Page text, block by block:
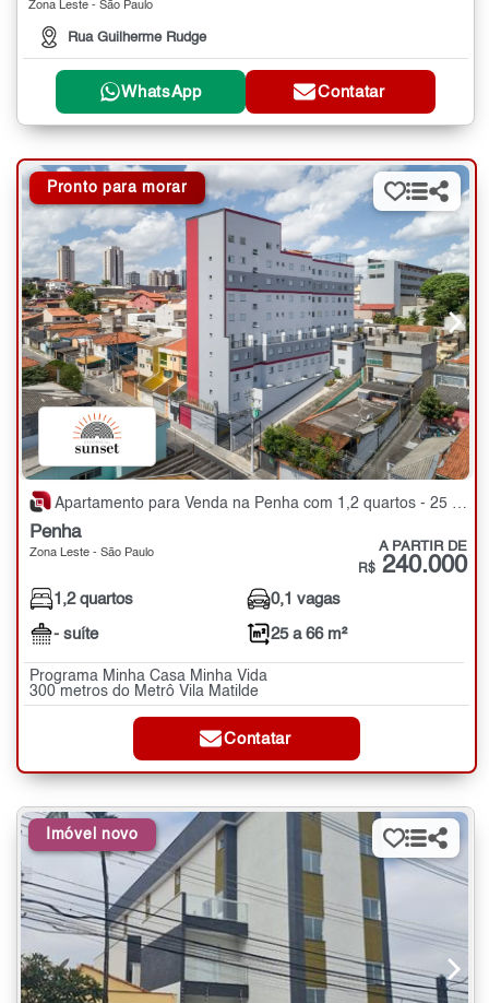
Zona Leste - São Paulo
Rua Guilherme Rudge
WhatsApp Contatar
Pronto para morar
Apartamento para Venda na Penha com 1,2 quartos - 25 a 66 m²
Penha
Zona Leste - São Paulo A PARTIR DE
R$ 240.000
1,2 quartos
- suíte
0,1 vagas
25 a 66 m²
Programa Minha Casa Minha Vida
300 metros do Metrô Vila Matilde
Contatar
Imóvel novo